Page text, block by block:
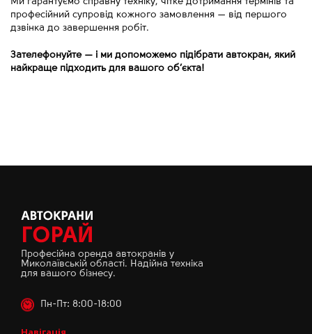
професійний супровід кожного замовлення — від першого
дзвінка до завершення робіт.
Зателефонуйте — і ми допоможемо підібрати автокран, який
найкраще підходить для вашого об’єкта!
Професійна оренда автокранів у
Миколаївській області. Надійна техніка
для вашого бізнесу.
Пн-Пт: 8:00-18:00